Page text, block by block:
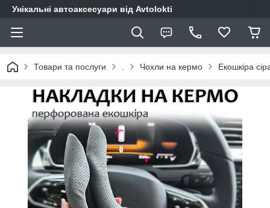
Унікальні автоаксесуари від Avtolokti
Товари та послуги Чохли на кермо Екошкіра